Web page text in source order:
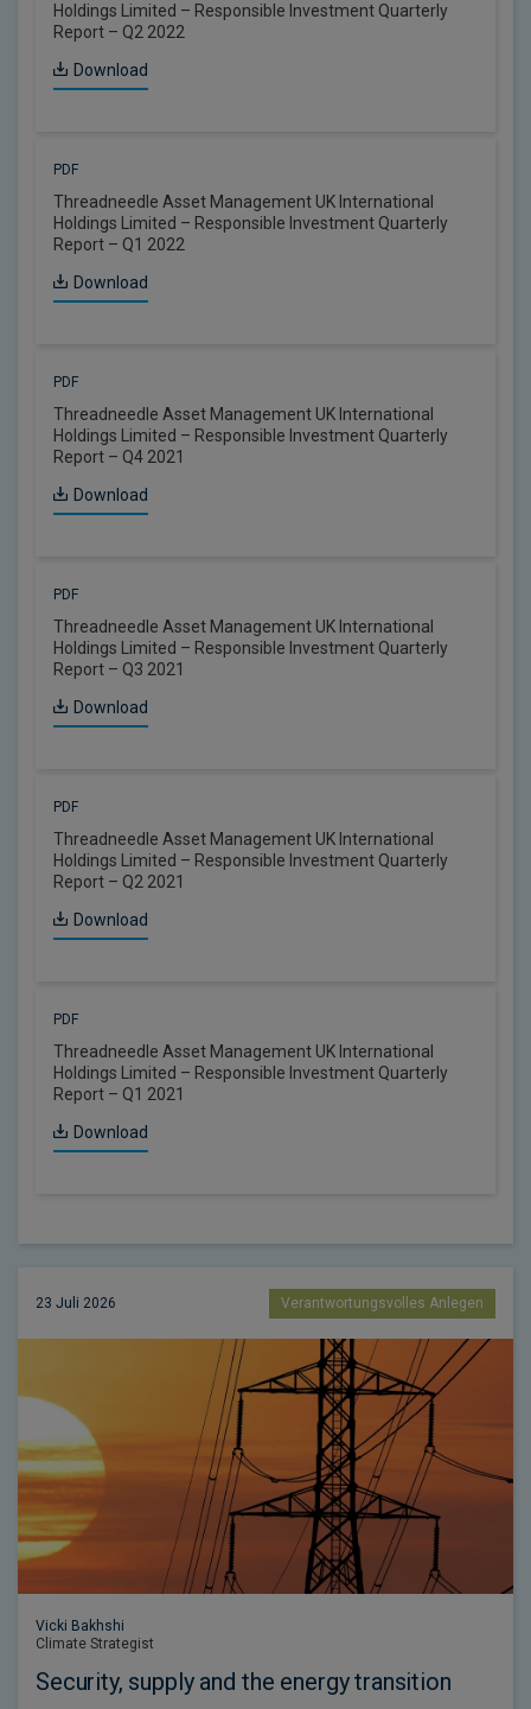
Holdings Limited – Responsible Investment Quarterly
Report – Q2 2022
Download
PDF
Threadneedle Asset Management UK International
Holdings Limited – Responsible Investment Quarterly
Report – Q1 2022
Download
PDF
Threadneedle Asset Management UK International
Holdings Limited – Responsible Investment Quarterly
Report – Q4 2021
Download
PDF
Threadneedle Asset Management UK International
Holdings Limited – Responsible Investment Quarterly
Report – Q3 2021
Download
PDF
Threadneedle Asset Management UK International
Holdings Limited – Responsible Investment Quarterly
Report – Q2 2021
Download
PDF
Threadneedle Asset Management UK International
Holdings Limited – Responsible Investment Quarterly
Report – Q1 2021
Download
23 Juli 2026 Verantwortungsvolles Anlegen
Vicki Bakhshi
Climate Strategist
Security, supply and the energy transition